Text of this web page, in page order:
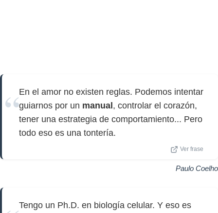
En el amor no existen reglas. Podemos intentar
guiarnos por un manual , controlar el corazón,
tener una estrategia de comportamiento... Pero
todo eso es una tontería.
Ver frase
Paulo Coelho
Tengo un Ph.D. en biología celular. Y eso es